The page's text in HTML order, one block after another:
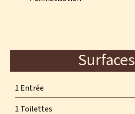
Surfaces
1 Entrée
1 Toilettes